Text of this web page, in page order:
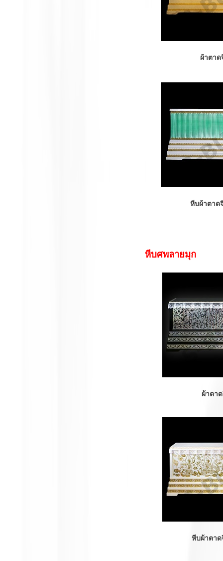
ผ้าตาด
หีบผ้าตาด
หีบศพลายมุก
ผ้าตา
หีบผ้าตาด